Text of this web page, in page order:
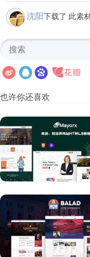
沈阳下载了 此素
也许你还喜欢